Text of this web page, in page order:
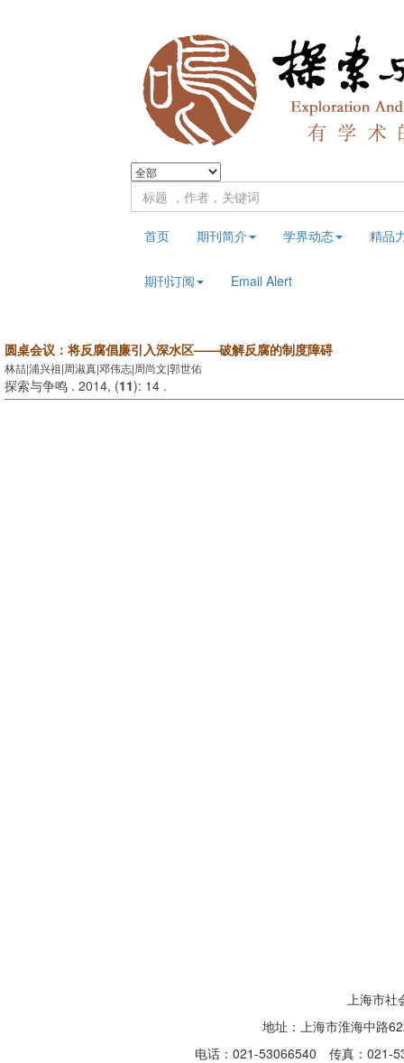
首页 期刊简介 学界动态 精品
期刊订阅 Email Alert
圆桌会议：将反腐倡廉引入深水区——破解反腐的制度障碍
林喆|浦兴祖|周淑真|邓伟志|周尚文|郭世佑
探索与争鸣 . 2014, (11): 14 .
上海市社
地址：上海市淮海中路
电话：021-53066540 传真：